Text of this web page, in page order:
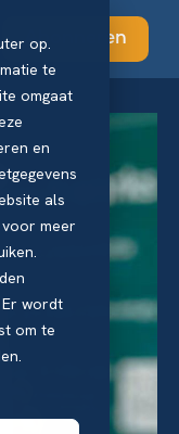
op.
te
omgaat
en
als
meer
Er wordt
om te
Abonneren